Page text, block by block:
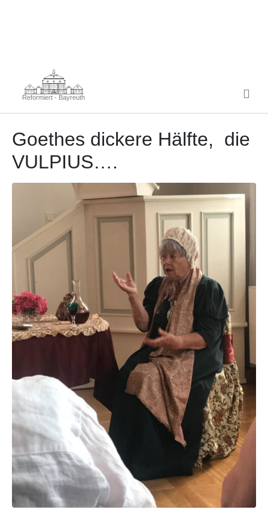
Reformiert - Bayreuth
Goethes dickere Hälfte, die
VULPIUS….